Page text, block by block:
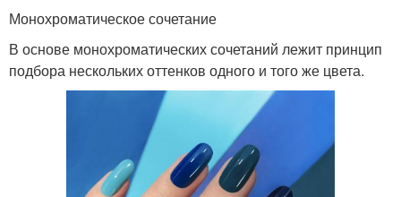
Монохроматическое сочетание
В основе монохроматических сочетаний лежит принцип
подбора нескольких оттенков одного и того же цвета.